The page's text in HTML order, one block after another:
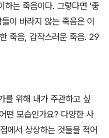
는 죽음이다. 그렇다면 ‘좋
이 바라지 않는 죽음은 이
죽음, 갑작스러운 죽음. 29
를 위해 내가 주관하고 싶
떤 모습인가요? 다양한 사
에서 상상하는 것들을 적어